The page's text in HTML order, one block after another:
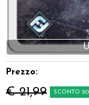
Prezzo:
€ 21,99 SCONTO